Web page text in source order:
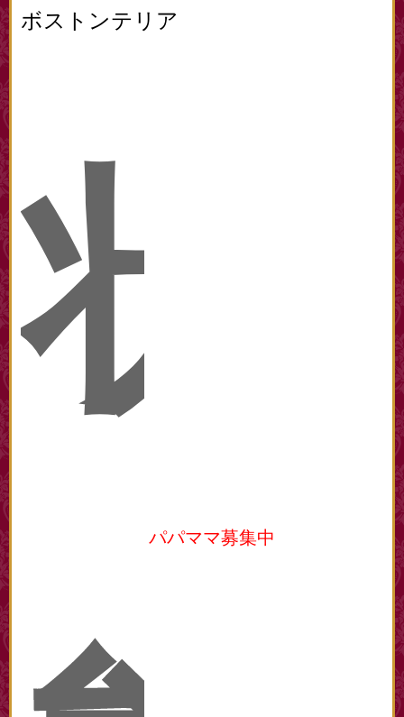
ボストンテリア
状
パパママ募集中